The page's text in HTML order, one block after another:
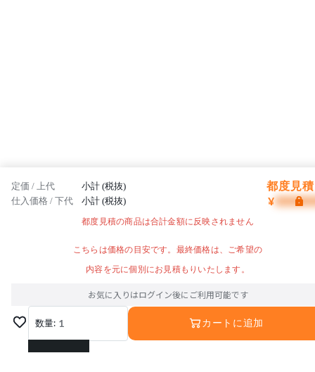
定価 / 上代 小計 (税抜) 都度見
仕入価格 / 下代 小計 (税抜) ¥
都度見積の商品は合計金額に反映されません
こちらは価格の目安です。最終価格は、ご希望の
内容を元に個別にお見積もりいたします。
お気に入りはログイン後にご利用可能です
数量: 1
1
カートに追加